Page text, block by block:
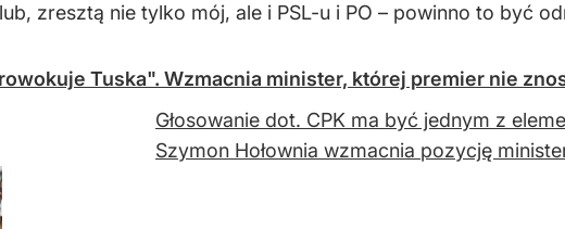
zresztą nie tylko mój, ale i PSL-u i PO – powinno to być
Tuska". Wzmacnia minister, której premier nie
Głosowanie dot. CPK ma być jednym z
Szymon Hołownia wzmacnia pozycję